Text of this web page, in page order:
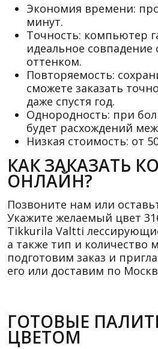
Экономия времени:
минут.
Точность: компьютер
идеальное
оттенком.
Повторяемость:
сможете заказать
даже спустя год.
Однородность: при
будет расхождений
Низкая стоимость: от
КАК ЗАКАЗАТЬ
ОНЛАЙН?
Позвоните нам или
Укажите желаемый цвет
Tikkurila Valtti
а также тип и количество
подготовим заказ и
его или доставим по
ГОТОВЫЕ
ЦВЕТОМ